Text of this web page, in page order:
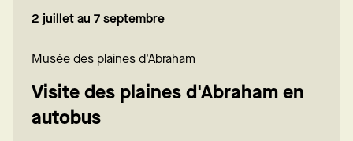
2 juillet au 7 septembre
Musée des plaines d'Abraham
Visite des plaines d'Abraham en
autobus